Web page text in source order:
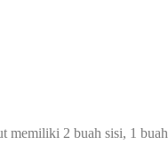
memiliki 2 buah sisi, 1 buah